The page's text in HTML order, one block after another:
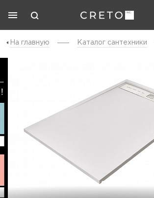
На главную Каталог cантехники